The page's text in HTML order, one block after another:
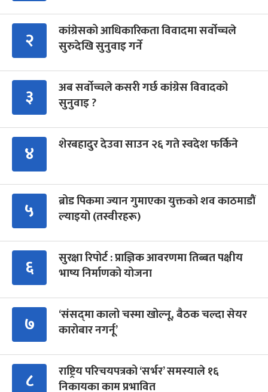
२
कांग्रेसको आधिकारिकता विवादमा सर्वोच्चले
सुरुदेखि सुनुवाइ गर्ने
३
अब सर्वोच्चले कसरी गर्छ कांग्रेस विवादको
सुनुवाइ ?
४ शेरबहादुर देउवा साउन २६ गते स्वदेश फर्किने
५
ब्रोड पिकमा ज्यान गुमाएका युक्तको शव काठमाडौं
ल्याइयो (तस्वीरहरू)
६
सुरक्षा रिपोर्ट : प्राज्ञिक आवरणमा तिब्बत पक्षीय
भाष्य निर्माणको योजना
७
‘संसद्‍मा कालो चस्मा खोल्नू, बैठक चल्दा सेयर
कारोबार नगर्नू’
८
राष्ट्रिय परिचयपत्रको ‘सर्भर’ समस्याले १६
निकायका काम प्रभावित